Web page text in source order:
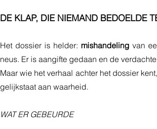
DE KLAP, DIE NIEMAND BEDOELDE
Het dossier is helder: mishandeling van
neus. Er is aangifte gedaan en de
Maar wie het verhaal achter het dossier
gelijkstaat aan waarheid.
WAT ER GEBEURDE